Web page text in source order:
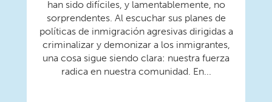
han sido difíciles, y lamentablemente, no
sorprendentes. Al escuchar sus planes de
políticas de inmigración agresivas dirigidas a
criminalizar y demonizar a los inmigrantes,
una cosa sigue siendo clara: nuestra fuerza
radica en nuestra comunidad. En...